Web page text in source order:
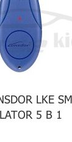
LKE
5 В 1